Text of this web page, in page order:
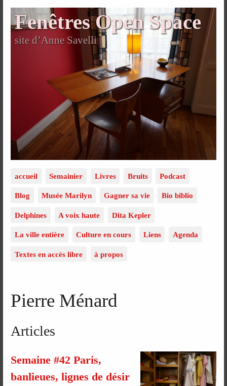
Fenêtres Open Space
site d’Anne Savelli
accueil Semainier Livres Bruits Podcast
Blog Musée Marilyn Gagner sa vie Bio biblio
Delphines A voix haute Dita Kepler
La ville entière Culture en cours Liens Agenda
Textes en accès libre à propos
Pierre Ménard
Articles
Semaine #42 Paris,
banlieues, lignes de désir